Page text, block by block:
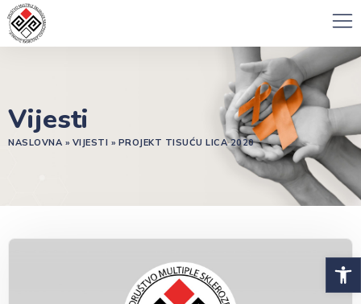
Vijesti
NASLOVNA » VIJESTI » PROJEKT TISUĆU LICA 2020